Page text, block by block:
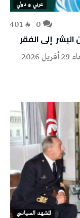
عربي و دولي
401
إلى الفقر
حذّر مدير برنامج الأمم المتحدة الإنمائي الأربعاء 29 أفريل 2026
المشهد السياسي